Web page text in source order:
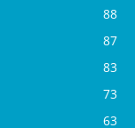
88
87
83
73
63